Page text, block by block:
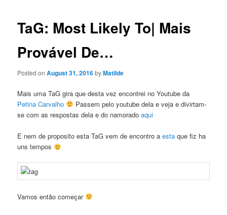
TaG: Most Likely To| Mais
Provável De…
Posted onAugust 31, 2016byMatilde
Mais uma TaG gira que desta vez encontrei no Youtube da
Petina Carvalho
Passem pelo youtube dela e veja e divirtam-
se com as respostas dela e do namoradoaqui
E nem de proposito esta TaG vem de encontro aesta que fiz ha
uns tempos
Vamos então começar